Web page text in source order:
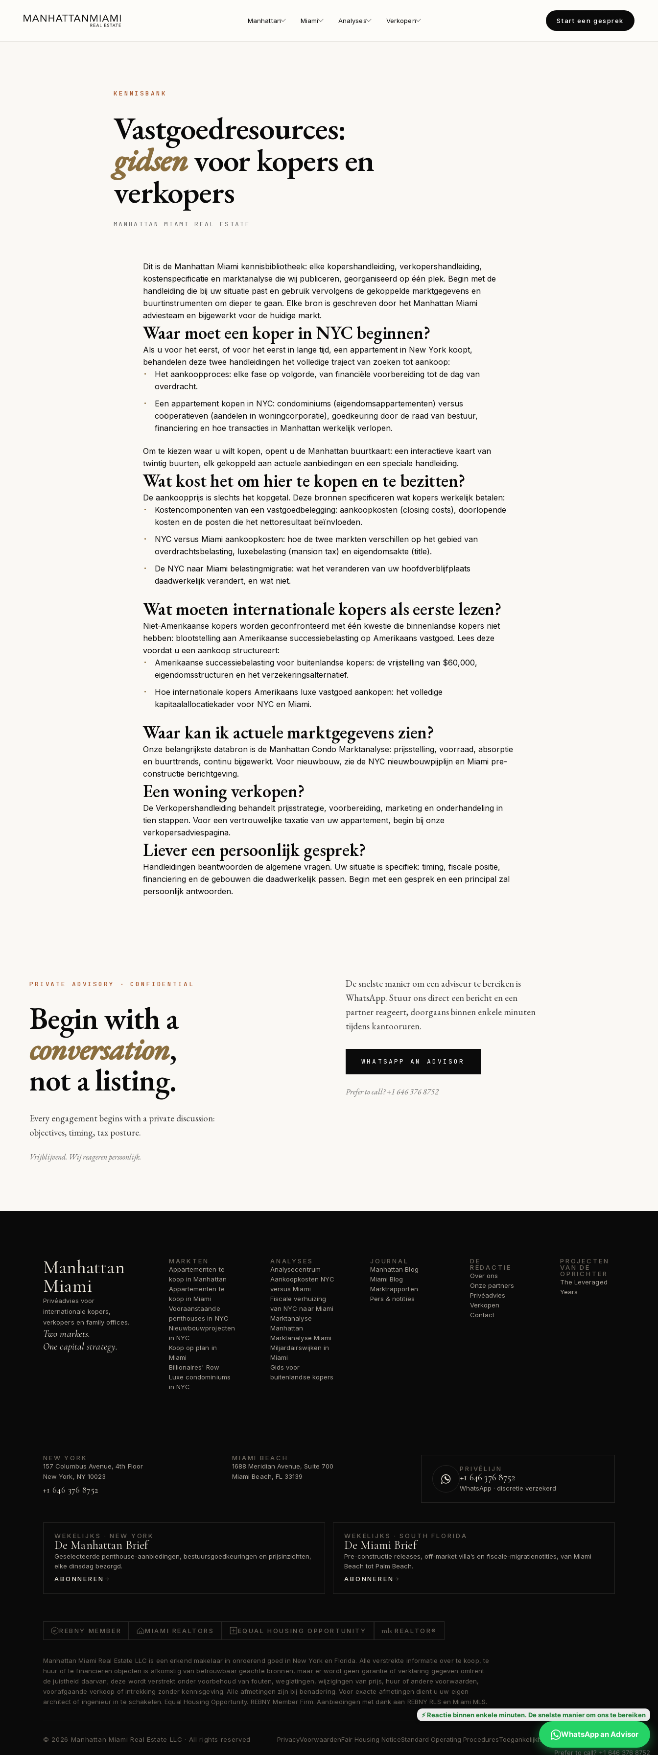
Manhattan Miami Analyses Verkopen Start een gesprek
KENNISBANK
Vastgoedresources:
gidsenvoor kopers en
verkopers
MANHATTAN MIAMI REAL ESTATE
Dit is de Manhattan Miami kennisbibliotheek: elke kopershandleiding, verkopershandleiding,
kostenspecificatie en marktanalyse die wij publiceren, georganiseerd op één plek. Begin met de
handleiding die bij uw situatie past en gebruik vervolgens de gekoppelde marktgegevens en
buurtinstrumenten om dieper te gaan. Elke bron is geschreven door het Manhattan Miami
adviesteam en bijgewerkt voor de huidige markt.
Waar moet een koper in NYC beginnen?
Als u voor het eerst, of voor het eerst in lange tijd, een appartement in New York koopt,
behandelen deze twee handleidingen het volledige traject van zoeken tot aankoop:
Het aankoopproces: elke fase op volgorde, van financiële voorbereiding tot de dag van
overdracht.
Een appartement kopen in NYC: condominiums (eigendomsappartementen) versus
coöperatieven (aandelen in woningcorporatie), goedkeuring door de raad van bestuur,
financiering en hoe transacties in Manhattan werkelijk verlopen.
Om te kiezen waar u wilt kopen, opent u de Manhattan buurtkaart: een interactieve kaart van
twintig buurten, elk gekoppeld aan actuele aanbiedingen en een speciale handleiding.
Wat kost het om hier te kopen en te bezitten?
De aankoopprijs is slechts het kopgetal. Deze bronnen specificeren wat kopers werkelijk betalen:
Kostencomponenten van een vastgoedbelegging: aankoopkosten (closing costs), doorlopende
kosten en de posten die het nettoresultaat beïnvloeden.
NYC versus Miami aankoopkosten: hoe de twee markten verschillen op het gebied van
overdrachtsbelasting, luxebelasting (mansion tax) en eigendomsakte (title).
De NYC naar Miami belastingmigratie: wat het veranderen van uw hoofdverblijfplaats
daadwerkelijk verandert, en wat niet.
Wat moeten internationale kopers als eerste lezen?
Niet-Amerikaanse kopers worden geconfronteerd met één kwestie die binnenlandse kopers niet
hebben: blootstelling aan Amerikaanse successiebelasting op Amerikaans vastgoed. Lees deze
voordat u een aankoop structureert:
Amerikaanse successiebelasting voor buitenlandse kopers: de vrijstelling van $60,000,
eigendomsstructuren en het verzekeringsalternatief.
Hoe internationale kopers Amerikaans luxe vastgoed aankopen: het volledige
kapitaalallocatiekader voor NYC en Miami.
Waar kan ik actuele marktgegevens zien?
Onze belangrijkste databron is de Manhattan Condo Marktanalyse: prijsstelling, voorraad, absorptie
en buurttrends, continu bijgewerkt. Voor nieuwbouw, zie de NYC nieuwbouwpijplijn en Miami pre-
constructie berichtgeving.
Een woning verkopen?
De Verkopershandleiding behandelt prijsstrategie, voorbereiding, marketing en onderhandeling in
tien stappen. Voor een vertrouwelijke taxatie van uw appartement, begin bij onze
verkopersadviespagina.
Liever een persoonlijk gesprek?
Handleidingen beantwoorden de algemene vragen. Uw situatie is specifiek: timing, fiscale positie,
financiering en de gebouwen die daadwerkelijk passen. Begin met een gesprek en een principal zal
persoonlijk antwoorden.
PRIVATE ADVISORY · CONFIDENTIAL
Begin with a
conversation,
not a listing.
Every engagement begins with a private discussion:
objectives, timing, tax posture.
Vrijblijvend. Wij reageren persoonlijk.
De snelste manier om een adviseur te bereiken is
WhatsApp. Stuur ons direct een bericht en een
partner reageert, doorgaans binnen enkele minuten
tijdens kantooruren.
WHATSAPP AN ADVISOR
Prefer to call? +1 646 376 8752
⚡ Reactie binnen enkele minuten. De snelste manier om ons te bereiken
WhatsApp an Advisor
Prefer to call? +1 646 376 8752
Manhattan
Miami
Privéadvies voor
internationale kopers,
verkopers en family offices.
Two markets.
One capital strategy.
MARKTEN
Appartementen te
koop in Manhattan
Appartementen te
koop in Miami
Vooraanstaande
penthouses in NYC
Nieuwbouwprojecten
in NYC
Koop op plan in
Miami
Billionaires' Row
Luxe condominiums
in NYC
ANALYSES
Analysecentrum
Aankoopkosten NYC
versus Miami
Fiscale verhuizing
van NYC naar Miami
Marktanalyse
Manhattan
Marktanalyse Miami
Miljardairswijken in
Miami
Gids voor
buitenlandse kopers
JOURNAL
Manhattan Blog
Miami Blog
Marktrapporten
Pers & notities
DE
REDACTIE
Over ons
Onze partners
Privéadvies
Verkopen
Contact
PROJECTEN
VAN DE
OPRICHTER
The Leveraged
Years
NEW YORK
157 Columbus Avenue, 4th Floor
New York, NY 10023
+1 646 376 8752
MIAMI BEACH
1688 Meridian Avenue, Suite 700
Miami Beach, FL 33139
PRIVÉLIJN
+1 646 376 8752
WhatsApp · discretie verzekerd
WEKELIJKS · NEW YORK
De Manhattan Brief
Geselecteerde penthouse-aanbiedingen, bestuursgoedkeuringen en prijsinzichten,
elke dinsdag bezorgd.
ABONNEREN
WEKELIJKS · SOUTH FLORIDA
De Miami Brief
Pre-constructie releases, off-market villa’s en fiscale-migratienotities, van Miami
Beach tot Palm Beach.
ABONNEREN
REBNY MEMBER MIAMI REALTORS EQUAL HOUSING OPPORTUNITY mls REALTOR®
Manhattan Miami Real Estate LLC is een erkend makelaar in onroerend goed in New York en Florida. Alle verstrekte informatie over te koop, te
huur of te financieren objecten is afkomstig van betrouwbaar geachte bronnen, maar er wordt geen garantie of verklaring gegeven omtrent
de juistheid daarvan; deze wordt verstrekt onder voorbehoud van fouten, weglatingen, wijzigingen van prijs, huur of andere voorwaarden,
voorafgaande verkoop of intrekking zonder kennisgeving. Alle afmetingen zijn bij benadering. Voor exacte afmetingen dient u uw eigen
architect of ingenieur in te schakelen. Equal Housing Opportunity. REBNY Member Firm. Aanbiedingen met dank aan REBNY RLS en Miami MLS.
© 2026 Manhattan Miami Real Estate LLC · All rights reserved PrivacyVoorwaardenFair Housing NoticeStandard Operating ProceduresToegankelijkheid